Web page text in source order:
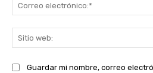
Guardar mi nombre, correo